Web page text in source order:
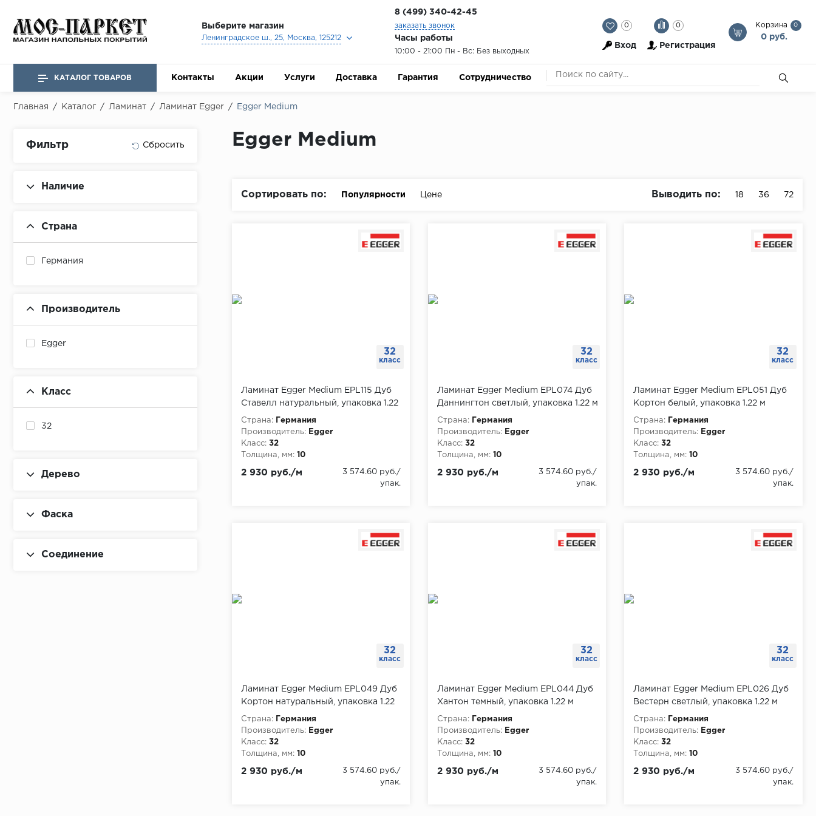
Выберите магазин
Ленинградское ш., 25, Москва, 125212
8 (499) 340-42-45
заказать звонок
Часы работы
10:00 - 21:00 Пн - Вс: Без выходных
0 0
Вход Регистрация
Корзина 0
0 руб.
КАТАЛОГ ТОВАРОВ Контакты Акции Услуги Доставка Гарантия Сотрудничество
Главная / Каталог / Ламинат / Ламинат Egger / Egger Medium
Фильтр
Наличие
Страна
Германия
Производитель
Egger
Класс
32
Дерево
Фаска
Соединение
Egger Medium
Сортировать по: Популярности Цене Выводить по: 18 36 72
32
класс
Ламинат Egger Medium EPL115 Дуб
Ставелл натуральный, упаковка 1.22
м
Страна:
Германия
Производитель:
Egger
Класс: 32
Толщина, мм: 10
2 930 руб./м
3 574.60 руб./
упак.
32
класс
Ламинат Egger Medium EPL074 Дуб
Даннингтон светлый, упаковка 1.22 м
Страна:
Германия
Производитель:
Egger
Класс: 32
Толщина, мм: 10
2 930 руб./м
3 574.60 руб./
упак.
32
класс
Ламинат Egger Medium EPL051 Дуб
Кортон белый, упаковка 1.22 м
Страна:
Германия
Производитель:
Egger
Класс: 32
Толщина, мм: 10
2 930 руб./м
3 574.60 руб./
упак.
32
класс
Ламинат Egger Medium EPL049 Дуб
Кортон натуральный, упаковка 1.22
м
Страна:
Германия
Производитель:
Egger
Класс: 32
Толщина, мм: 10
2 930 руб./м
3 574.60 руб./
упак.
32
класс
Ламинат Egger Medium EPL044 Дуб
Хантон темный, упаковка 1.22 м
Страна:
Германия
Производитель:
Egger
Класс: 32
Толщина, мм: 10
2 930 руб./м
3 574.60 руб./
упак.
32
класс
Ламинат Egger Medium EPL026 Дуб
Вестерн светлый, упаковка 1.22 м
Страна:
Германия
Производитель:
Egger
Класс: 32
Толщина, мм: 10
2 930 руб./м
3 574.60 руб./
упак.